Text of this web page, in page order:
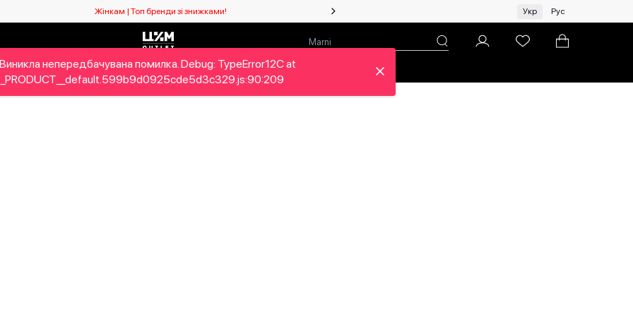
Жінкам | Топ бренди зі знижками! Чоловікам | Топ бренди зі знижками!
Укр Рус
Дітям Home&Gifts Бренди Новий сезон Про ЦУМ
непередбачувана помилка. Debug: TypeError12C at